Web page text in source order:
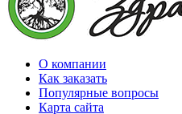
О компании
Как заказать
Популярные вопросы
Карта сайта